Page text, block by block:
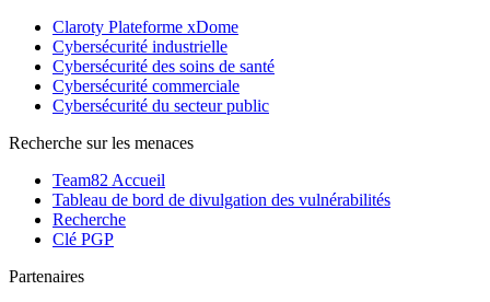
Claroty Plateforme xDome
Cybersécurité industrielle
Cybersécurité des soins de santé
Cybersécurité commerciale
Cybersécurité du secteur public
Recherche sur les menaces
Team82 Accueil
Tableau de bord de divulgation des vulnérabilités
Recherche
Clé PGP
Partenaires